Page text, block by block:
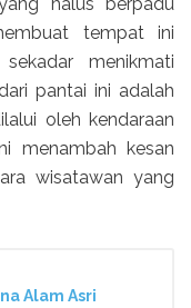
tempat ini
menikmati
pantai ini adalah
oleh kendaraan
menambah kesan
wisatawan yang
Alam Asri